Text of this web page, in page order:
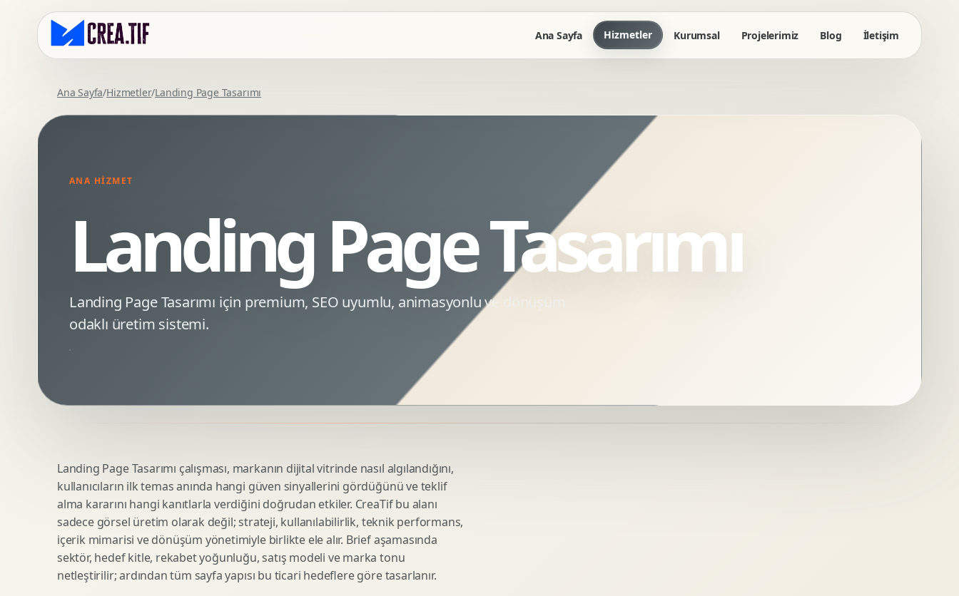
Ana Sayfa Hizmetler
Kurumsal Web Tasarim
Kurumsal Site Yenileme
Prototip Tasarimi
Dashboard UI Tasarimi
Conversion UX Optimizasyonu
Kurumsal Dokuman Tasarimi
Ofis Ici Gorsel Kimlik
Kurumsal Katalog Tasarimi
Minimal Logo Tasarimi
Premium Logo Tasarimi
Logo Revizyonu
Kurumsal Logo Yenileme
Google Ads Reklam Tasarimi
Remarketing Kreatifleri
Sosyal Medya Kreatif Tasarimi
Reels Kapak Tasarimi
Topluluk Yonetimi
Influencer Kampanya Tasarimi
Urun Gorsellestirme
3D Reklam Gorseli
Cgi Kampanya Gorseli
3D Urun Modelleme
Mimari 3D Gorsellestirme
Endustriyel Modelleme
Kurumsal Projelerimiz Blog İletişim
Ana Sayfa/Hizmetler/Landing Page Tasarımı
ANA HIZMET
Landing Page Tasarımı
Landing Page Tasarımı için premium, SEO uyumlu, animasyonlu ve dönüşüm
odaklı üretim sistemi.
Landing Page Tasarımı çalışması, markanın dijital vitrinde nasıl algılandığını,
kullanıcıların ilk temas anında hangi güven sinyallerini gördüğünü ve teklif
alma kararını hangi kanıtlarla verdiğini doğrudan etkiler. CreaTif bu alanı
sadece görsel üretim olarak değil; strateji, kullanılabilirlik, teknik performans,
içerik mimarisi ve dönüşüm yönetimiyle birlikte ele alır. Brief aşamasında
sektör, hedef kitle, rekabet yoğunluğu, satış modeli ve marka tonu
netleştirilir; ardından tüm sayfa yapısı bu ticari hedeflere göre tasarlanır.